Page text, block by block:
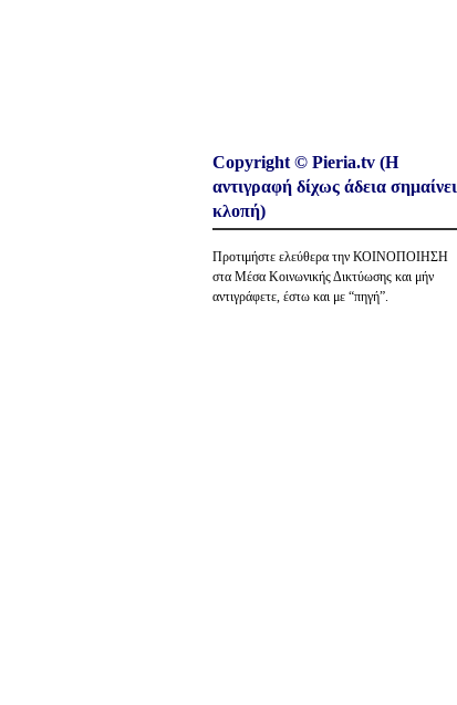
Copyright © Pieria.tv (Η
αντιγραφή δίχως άδεια σημαίνει
κλοπή)
Προτιμήστε ελεύθερα την ΚΟΙΝΟΠΟΙΗΣΗ
στα Μέσα Κοινωνικής Δικτύωσης και μήν
αντιγράφετε, έστω και με “πηγή”.